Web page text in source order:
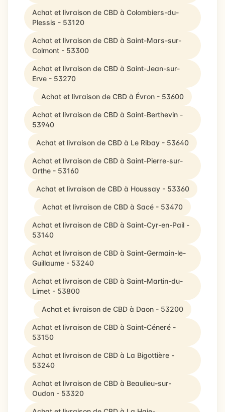
Achat et livraison de CBD à Colombiers-du-
Plessis - 53120
Achat et livraison de CBD à Saint-Mars-sur-
Colmont - 53300
Achat et livraison de CBD à Saint-Jean-sur-
Erve - 53270
Achat et livraison de CBD à Évron - 53600
Achat et livraison de CBD à Saint-Berthevin -
53940
Achat et livraison de CBD à Le Ribay - 53640
Achat et livraison de CBD à Saint-Pierre-sur-
Orthe - 53160
Achat et livraison de CBD à Houssay - 53360
Achat et livraison de CBD à Sacé - 53470
Achat et livraison de CBD à Saint-Cyr-en-Pail -
53140
Achat et livraison de CBD à Saint-Germain-le-
Guillaume - 53240
Achat et livraison de CBD à Saint-Martin-du-
Limet - 53800
Achat et livraison de CBD à Daon - 53200
Achat et livraison de CBD à Saint-Céneré -
53150
Achat et livraison de CBD à La Bigottière -
53240
Achat et livraison de CBD à Beaulieu-sur-
Oudon - 53320